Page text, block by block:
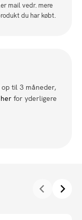
mail vedr. mere
du har købt.
til 3 måneder,
for yderligere